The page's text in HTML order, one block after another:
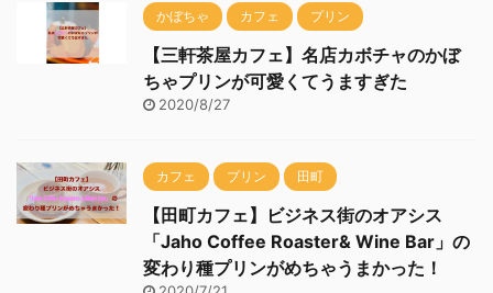
かぼちゃ カフェ プリン
【三軒茶屋カフェ】名店カボチャのかぼ
ちゃプリンが可愛くてうますぎた
2020/8/27
カフェ プリン 田町
【田町カフェ】ビジネス街のオアシス
「Jaho Coffee Roaster& Wine Bar」の
変わり種プリンがめちゃうまかった！
2020/7/21